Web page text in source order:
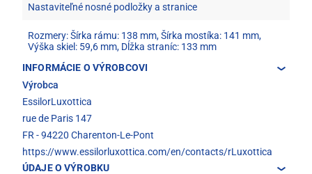
Nastaviteľné nosné podložky a stranice
Rozmery: Šírka rámu: 138 mm, Šírka mostíka: 141 mm,
Výška skiel: 59,6 mm, Dĺžka straníc: 133 mm
INFORMÁCIE O VÝROBCOVI
Výrobca
EssilorLuxottica
rue de Paris 147
FR - 94220 Charenton-Le-Pont
https://www.essilorluxottica.com/en/contacts/rLuxottica
ÚDAJE O VÝROBKU